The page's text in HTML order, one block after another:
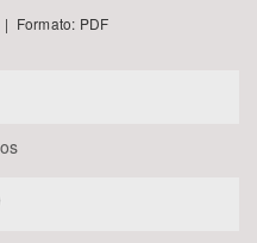
Formato: PDF